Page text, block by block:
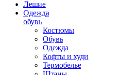
Лешие
Одежда
обувь
Костюмы
Обувь
Одежда
Кофты и худи
Термобелье